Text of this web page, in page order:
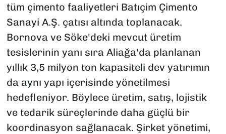
tüm çimento faaliyetleri Batıçim Çimento
Sanayi A.Ş. çatısı altında toplanacak.
Bornova ve Söke'deki mevcut üretim
tesislerinin yanı sıra Aliağa'da planlanan
yıllık 3,5 milyon ton kapasiteli dev yatırımın
da aynı yapı içerisinde yönetilmesi
hedefleniyor. Böylece üretim, satış, lojistik
ve tedarik süreçlerinde daha güçlü bir
koordinasyon sağlanacak. Şirket yönetimi,